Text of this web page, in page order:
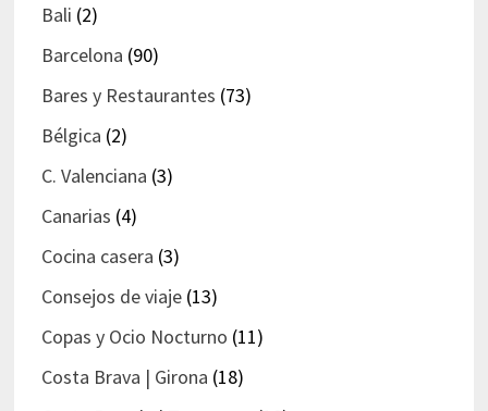
Bali (2)
Barcelona (90)
Bares y Restaurantes (73)
Bélgica (2)
C. Valenciana (3)
Canarias (4)
Cocina casera (3)
Consejos de viaje(13)
Copas y Ocio Nocturno (11)
Costa Brava | Girona (18)